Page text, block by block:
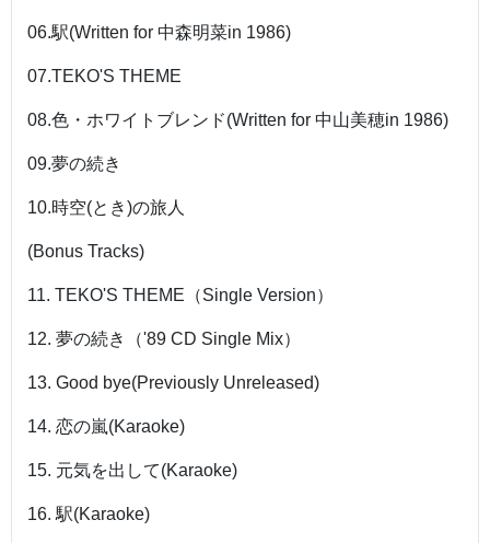
06.駅(Written for 中森明菜in 1986)
07.TEKO'S THEME
08.色・ホワイトブレンド(Written for 中山美穂in 1986)
09.夢の続き
10.時空(とき)の旅人
(Bonus Tracks)
11. TEKO'S THEME（Single Version）
12. 夢の続き（'89 CD Single Mix）
13. Good bye(Previously Unreleased)
14. 恋の嵐(Karaoke)
15. 元気を出して(Karaoke)
16. 駅(Karaoke)